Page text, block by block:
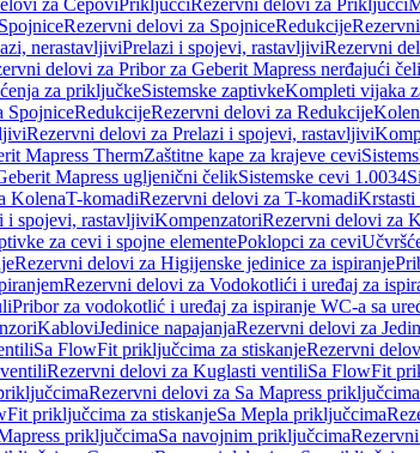
za ČepoviPriključciRezervni delovi za Priključci
SpojniceRezervni delovi za SpojniceRedukcije
nerastavljiviPrelazi i spojevi, rastavljiviRezervni
delovi za Pribor za Geberit Mapress nerđajući
za priključkeSistemske zaptivkeKompleti vijaka
SpojniceRedukcijeRezervni delovi za Redukcije
Rezervni delovi za Prelazi i spojevi, rastavljivi
Mapress ThermZaštitne kape za krajeve cevi
Mapress ugljenični čelikSistemske cevi 1.0034
KolenaT-komadiRezervni delovi za T-komadiKrstasti
i spojevi, rastavljiviKompenzatoriRezervni delovi za
za cevi i spojne elementePoklopci za cevi
Rezervni delovi za Higijenske jedinice za ispiranje
Rezervni delovi za Vodokotlići i uređaj za
Pribor za vodokotlić i uređaj za ispiranje WC-a sa
KabloviJedinice napajanjaRezervni delovi za
Sa FlowFit priključcima za stiskanjeRezervni
Rezervni delovi za Kuglasti ventiliSa FlowFit
Rezervni delovi za Sa Mapress priključcima
priključcima za stiskanjeSa Mepla priključcima
priključcimaSa navojnim priključcima